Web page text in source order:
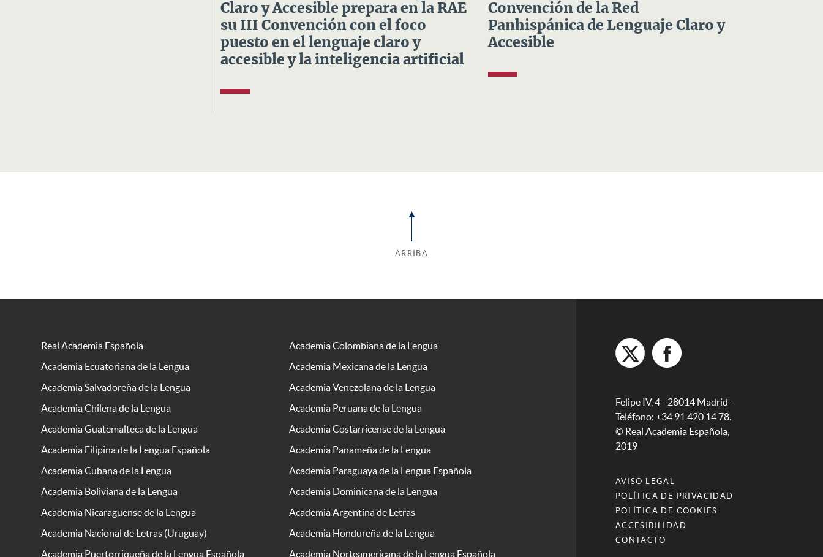
Claro y Accesible prepara en la RAE
su III Convención con el foco
puesto en el lenguaje claro y
accesible y la inteligencia artificial
Convención de la Red
Panhispánica de Lenguaje Claro y
Accesible
ARRIBA
Real Academia Española
Academia Colombiana de la Lengua
Academia Ecuatoriana de la Lengua
Academia Mexicana de la Lengua
Academia Salvadoreña de la Lengua
Academia Venezolana de la Lengua
Academia Chilena de la Lengua
Academia Peruana de la Lengua
Academia Guatemalteca de la Lengua
Academia Costarricense de la Lengua
Academia Filipina de la Lengua Española
Academia Panameña de la Lengua
Academia Cubana de la Lengua
Academia Paraguaya de la Lengua Española
Academia Boliviana de la Lengua
Academia Dominicana de la Lengua
Academia Nicaragüense de la Lengua
Academia Argentina de Letras
Academia Nacional de Letras (Uruguay)
Academia Hondureña de la Lengua
Academia Puertorriqueña de la Lengua Española
Academia Norteamericana de la Lengua Española
Felipe IV, 4 - 28014 Madrid -
Teléfono: +34 91 420 14 78.
© Real Academia Española,
2019
AVISO LEGAL
POLÍTICA DE PRIVACIDAD
POLÍTICA DE COOKIES
ACCESIBILIDAD
CONTACTO